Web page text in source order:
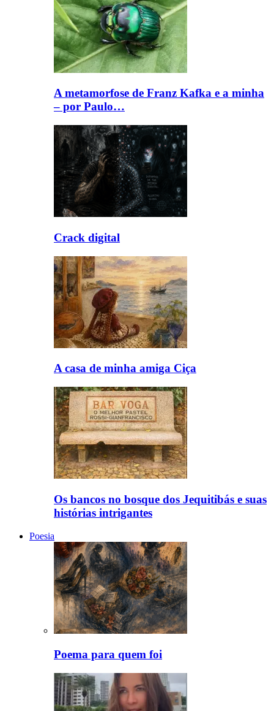
A metamorfose de Franz Kafka e a minha
– por Paulo…
Crack digital
A casa de minha amiga Ciça
Os bancos no bosque dos Jequitibás e suas
histórias intrigantes
Poesia
Poema para quem foi